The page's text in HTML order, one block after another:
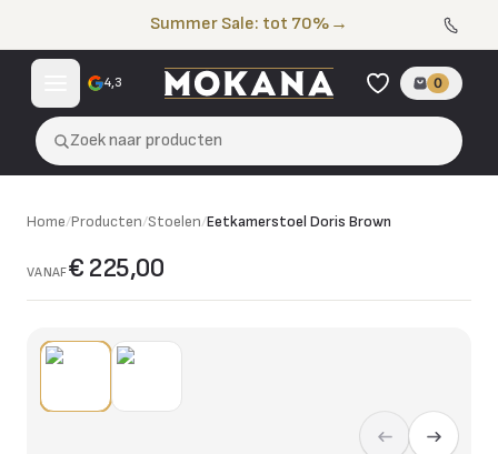
Summer Sale: tot 70% →
4,3 0
Zoek naar producten
Home/Producten/Stoelen/Eetkamerstoel Doris Brown
VANAF€ 225,00